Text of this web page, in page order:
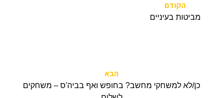
הקודם
מביטות בעיניים
הבא
כן/לא למשחקי מחשב? בחופש ואף בביה'ס – משחקים